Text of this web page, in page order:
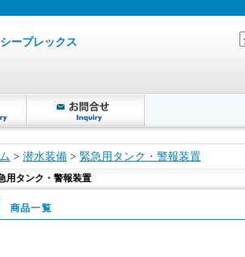
ープレックス
> 潜水装備 > 緊急用タンク・警報装置
用タンク・警報装置
商品一覧